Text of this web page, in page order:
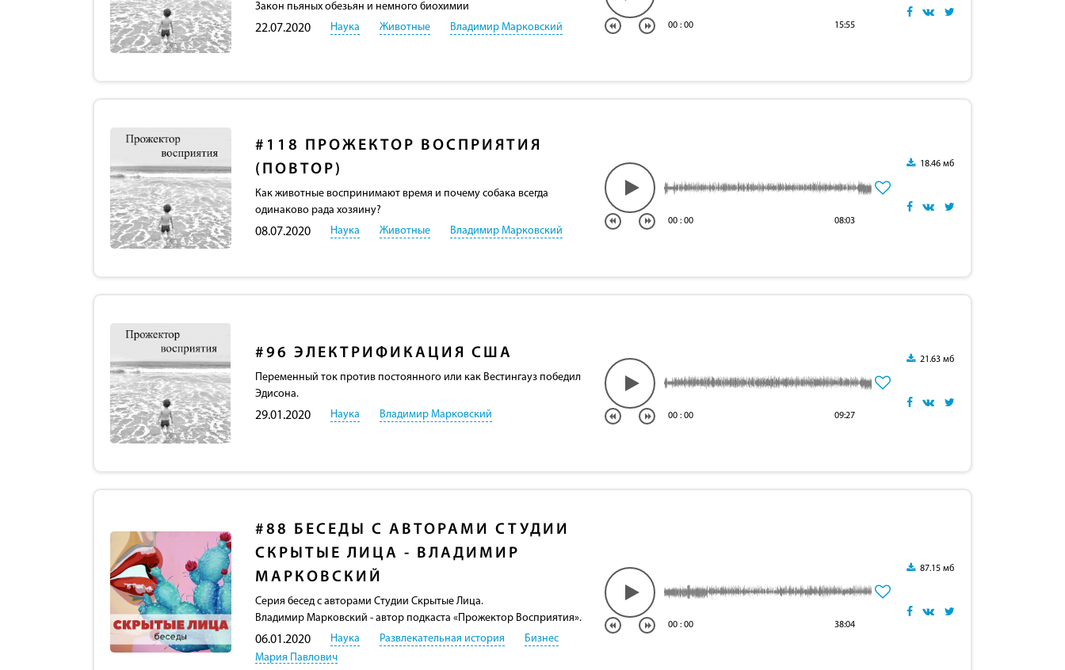
Закон пьяных обезьян и немного биохимии
22.07.2020 Наука Животные Владимир Марковский 00 : 00 15:55
#118 ПРОЖЕКТОР ВОСПРИЯТИЯ
(ПОВТОР)
Как животные воспринимают время и почему собака всегда
одинаково рада хозяину?
08.07.2020 Наука Животные Владимир Марковский
00 : 00 08:03
18.46 мб
#96 ЭЛЕКТРИФИКАЦИЯ США
Переменный ток против постоянного или как Вестингауз победил
Эдисона.
29.01.2020 Наука Владимир Марковский 00 : 00 09:27
21.63 мб
#88 БЕСЕДЫ С АВТОРАМИ СТУДИИ
СКРЫТЫЕ ЛИЦА - ВЛАДИМИР
МАРКОВСКИЙ
Серия бесед с авторами Студии Скрытые Лица.
Владимир Марковский - автор подкаста «Прожектор Восприятия».
06.01.2020 Наука Развлекательная история
Бизнес
Мария Павлович
00 : 00 38:04
87.15 мб